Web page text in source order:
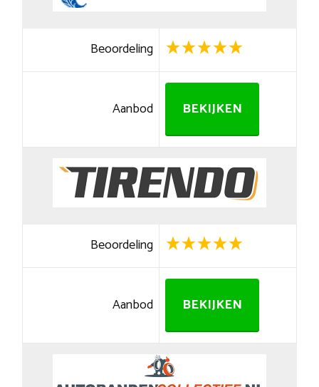
Beoordeling
Aanbod BEKIJKEN
Beoordeling
Aanbod BEKIJKEN